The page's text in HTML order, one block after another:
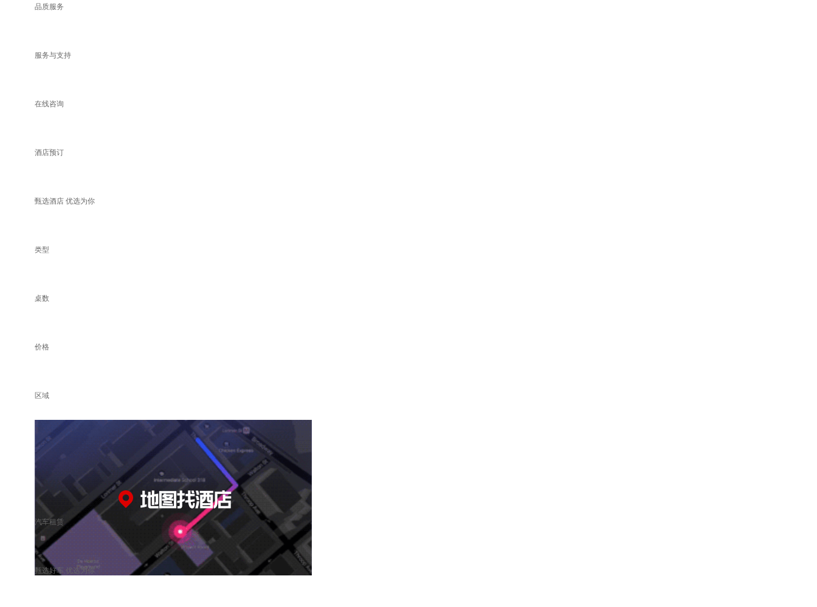
品质服务
服务与支持
在线咨询
酒店预订
甄选酒店 优选为你
类型
桌数
价格
区域
汽车租赁
甄选好车 优选为你